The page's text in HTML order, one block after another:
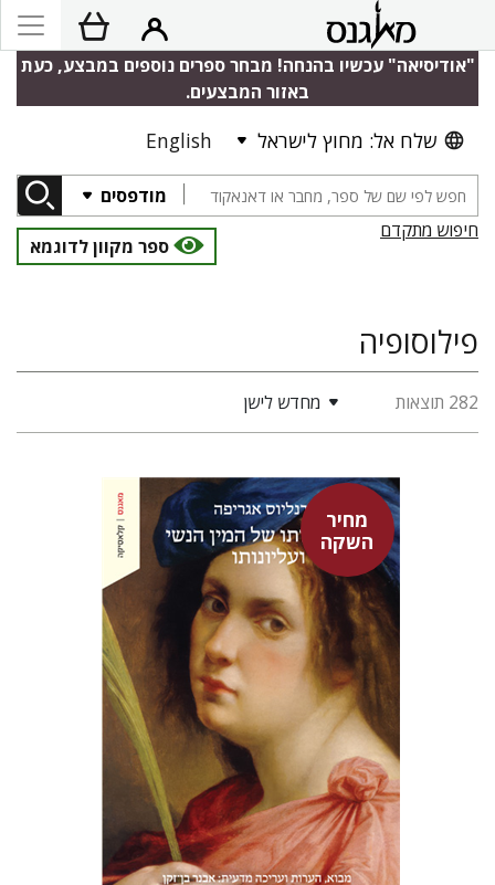
"אודיסיאה" עכשיו בהנחה! מבחר ספרים נוספים במבצע, כעת
באזור המבצעים.
שלח אל: מחוץ לישראל English
מודפסים
חיפוש מתקדם
ספר מקוון לדוגמא
פילוסופיה
282 תוצאות מחדש לישן
מחיר
השקה
היינריך קורנליוס אגריפה
אבנר בן-זקן
נתן רון
מחיר השקה
$31
$22